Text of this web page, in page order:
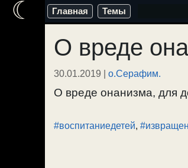
Перейти
содержимому
Главная Темы
О вреде
30.01.2019 | о.Серафим.
О вреде онанизма, для
#воспитаниедетей,
☾